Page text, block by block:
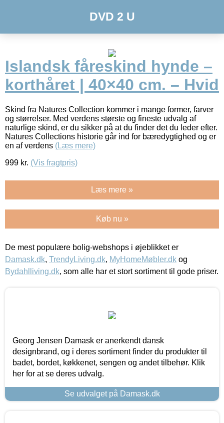
DVD 2 U
Islandsk fåreskind hynde –
korthåret | 40×40 cm. – Hvid
Skind fra Natures Collection kommer i mange former, farver
og størrelser. Med verdens største og fineste udvalg af
naturlige skind, er du sikker på at du finder det du leder efter.
Natures Collections historie går ind for bæredygtighed og er
en af verdens (Læs mere)
999 kr. (Vis fragtpris)
Læs mere »
Køb nu »
De mest populære bolig-webshops i øjeblikket er
Damask.dk, TrendyLiving.dk, MyHomeMøbler.dk og
Bydahlliving.dk, som alle har et stort sortiment til gode priser.
Georg Jensen Damask er anerkendt dansk
designbrand, og i deres sortiment finder du produkter til
badet, bordet, køkkenet, sengen og andet tilbehør. Klik
her for at se deres udvalg.
Se udvalget på Damask.dk